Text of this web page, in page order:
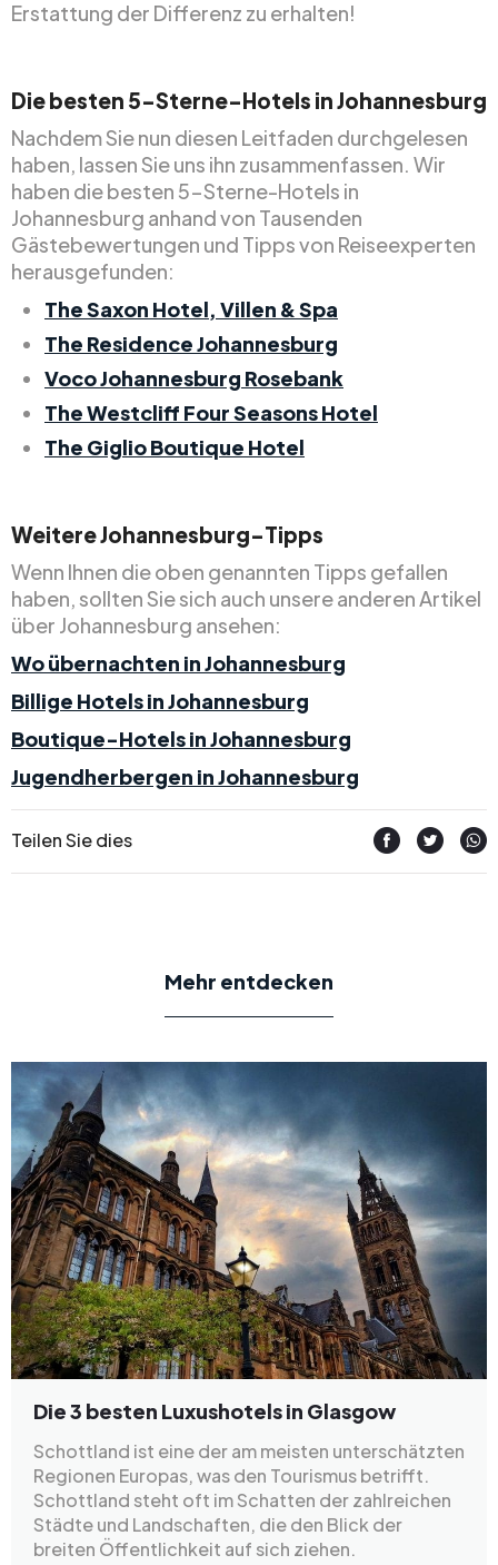
Erstattung der Differenz zu erhalten!
Die besten 5-Sterne-Hotels in Johannesburg
Nachdem Sie nun diesen Leitfaden durchgelesen
haben, lassen Sie uns ihn zusammenfassen. Wir
haben die besten 5-Sterne-Hotels in
Johannesburg anhand von Tausenden
Gästebewertungen und Tipps von Reiseexperten
herausgefunden:
The Saxon Hotel, Villen & Spa
The Residence Johannesburg
Voco Johannesburg Rosebank
The Westcliff Four Seasons Hotel
The Giglio Boutique Hotel
Weitere Johannesburg-Tipps
Wenn Ihnen die oben genannten Tipps gefallen
haben, sollten Sie sich auch unsere anderen Artikel
über Johannesburg ansehen:
Wo übernachten in Johannesburg
Billige Hotels in Johannesburg
Boutique-Hotels in Johannesburg
Jugendherbergen in Johannesburg
Teilen Sie dies
Mehr entdecken
Die 3 besten Luxushotels in Glasgow
Schottland ist eine der am meisten unterschätzten
Regionen Europas, was den Tourismus betrifft.
Schottland steht oft im Schatten der zahlreichen
Städte und Landschaften, die den Blick der
breiten Öffentlichkeit auf sich ziehen.